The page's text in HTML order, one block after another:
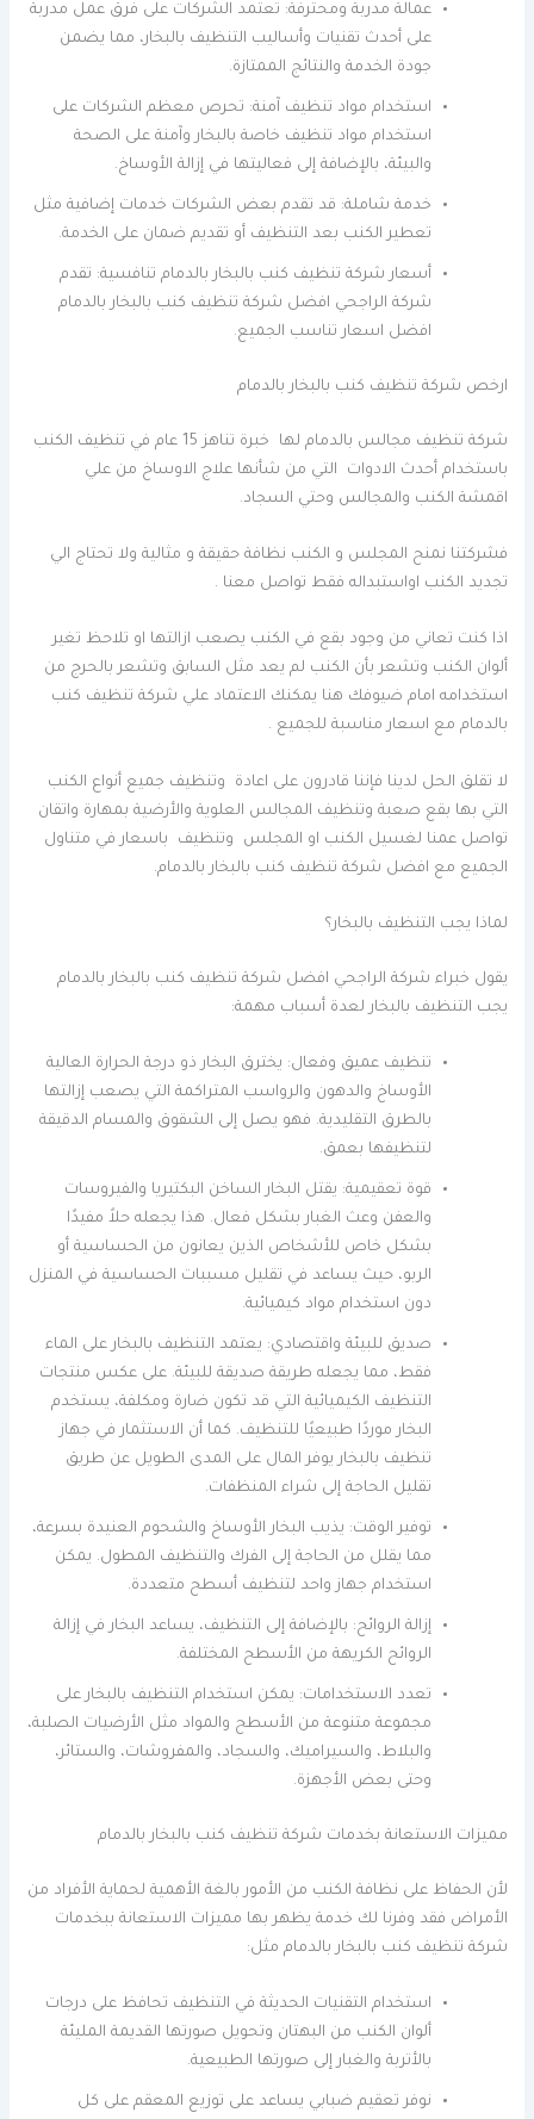
عمالة مدربة ومحترفة: تعتمد الشركات على فرق عمل مدربة
على أحدث تقنيات وأساليب التنظيف بالبخار، مما يضمن
جودة الخدمة والنتائج الممتازة.
استخدام مواد تنظيف آمنة: تحرص معظم الشركات على
استخدام مواد تنظيف خاصة بالبخار وآمنة على الصحة
والبيئة، بالإضافة إلى فعاليتها في إزالة الأوساخ.
خدمة شاملة: قد تقدم بعض الشركات خدمات إضافية مثل
تعطير الكنب بعد التنظيف أو تقديم ضمان على الخدمة.
أسعار شركة تنظيف كنب بالبخار بالدمام تنافسية: تقدم
شركة الراجحي افضل شركة تنظيف كنب بالبخار بالدمام
افضل اسعار تناسب الجميع.
ارخص شركة تنظيف كنب بالبخار بالدمام
شركة تنظيف مجالس بالدمام لها خبرة تناهز 15 عام في تنظيف الكنب
باستخدام أحدث الادوات التي من شأنها علاج الاوساخ من علي
اقمشة الكنب والمجالس وحتي السجاد.
فشركتنا نمنح المجلس و الكنب نظافة حقيقة و مثالية ولا تحتاج الي
تجديد الكنب اواستبداله فقط تواصل معنا .
اذا كنت تعاني من وجود بقع في الكنب يصعب ازالتها او تلاحظ تغير
ألوان الكنب وتشعر بأن الكنب لم يعد مثل السابق وتشعر بالحرج من
استخدامه امام ضيوفك هنا يمكنك الاعتماد علي شركة تنظيف كنب
بالدمام مع اسعار مناسبة للجميع .
لا تقلق الحل لدينا فإننا قادرون على اعادة وتنظيف جميع أنواع الكنب
التي بها بقع صعبة وتنظيف المجالس العلوية والأرضية بمهارة واتقان
تواصل عمنا لغسيل الكنب او المجلس وتنظيف باسعار في متناول
الجميع مع افضل شركة تنظيف كنب بالبخار بالدمام.
لماذا يجب التنظيف بالبخار؟
يقول خبراء شركة الراجحي افضل شركة تنظيف كنب بالبخار بالدمام
يجب التنظيف بالبخار لعدة أسباب مهمة:
تنظيف عميق وفعال: يخترق البخار ذو درجة الحرارة العالية
الأوساخ والدهون والرواسب المتراكمة التي يصعب إزالتها
بالطرق التقليدية. فهو يصل إلى الشقوق والمسام الدقيقة
لتنظيفها بعمق.
قوة تعقيمية: يقتل البخار الساخن البكتيريا والفيروسات
والعفن وعث الغبار بشكل فعال. هذا يجعله حلاً مفيدًا
بشكل خاص للأشخاص الذين يعانون من الحساسية أو
الربو، حيث يساعد في تقليل مسببات الحساسية في المنزل
دون استخدام مواد كيميائية.
صديق للبيئة واقتصادي: يعتمد التنظيف بالبخار على الماء
فقط، مما يجعله طريقة صديقة للبيئة. على عكس منتجات
التنظيف الكيميائية التي قد تكون ضارة ومكلفة، يستخدم
البخار موردًا طبيعيًا للتنظيف. كما أن الاستثمار في جهاز
تنظيف بالبخار يوفر المال على المدى الطويل عن طريق
تقليل الحاجة إلى شراء المنظفات.
توفير الوقت: يذيب البخار الأوساخ والشحوم العنيدة بسرعة،
مما يقلل من الحاجة إلى الفرك والتنظيف المطول. يمكن
استخدام جهاز واحد لتنظيف أسطح متعددة.
إزالة الروائح: بالإضافة إلى التنظيف، يساعد البخار في إزالة
الروائح الكريهة من الأسطح المختلفة.
تعدد الاستخدامات: يمكن استخدام التنظيف بالبخار على
مجموعة متنوعة من الأسطح والمواد مثل الأرضيات الصلبة،
والبلاط، والسيراميك، والسجاد، والمفروشات، والستائر،
وحتى بعض الأجهزة.
مميزات الاستعانة بخدمات شركة تنظيف كنب بالبخار بالدمام
لأن الحفاظ على نظافة الكنب من الأمور بالغة الأهمية لحماية الأفراد من
الأمراض فقد وفرنا لك خدمة يظهر بها مميزات الاستعانة ببخدمات
شركة تنظيف كنب بالبخار بالدمام مثل:
استخدام التقنيات الحديثة في التنظيف تحافظ على درجات
ألوان الكنب من البهتان وتحويل صورتها القديمة المليئة
بالأتربة والغبار إلى صورتها الطبيعية.
نوفر تعقيم ضبابي يساعد على توزيع المعقم على كل